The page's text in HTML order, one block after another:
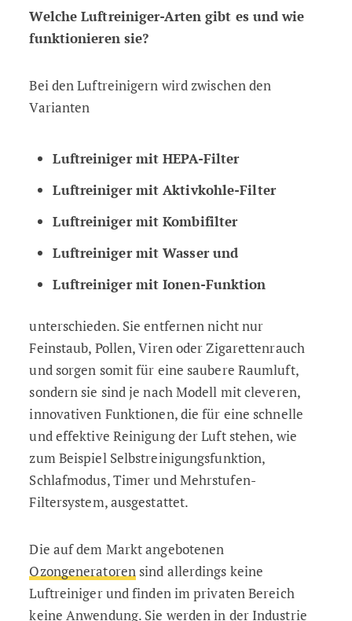
Welche Luftreiniger-Arten gibt es und wie
funktionieren sie?
Bei den Luftreinigern wird zwischen den
Varianten
Luftreiniger mit HEPA-Filter
Luftreiniger mit Aktivkohle-Filter
Luftreiniger mit Kombifilter
Luftreiniger mit Wasser und
Luftreiniger mit Ionen-Funktion
unterschieden. Sie entfernen nicht nur
Feinstaub, Pollen, Viren oder Zigarettenrauch
und sorgen somit für eine saubere Raumluft,
sondern sie sind je nach Modell mit cleveren,
innovativen Funktionen, die für eine schnelle
und effektive Reinigung der Luft stehen, wie
zum Beispiel Selbstreinigungsfunktion,
Schlafmodus, Timer und Mehrstufen-
Filtersystem, ausgestattet.
Die auf dem Markt angebotenen
Ozongeneratorensind allerdings keine
Luftreiniger und finden im privaten Bereich
keine Anwendung. Sie werden in der Industrie